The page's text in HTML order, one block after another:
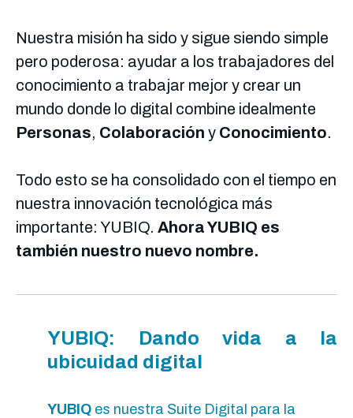
Nuestra misión ha sido y sigue siendo simple
pero poderosa: ayudar a los trabajadores del
conocimiento a trabajar mejor y crear un
mundo donde lo digital combine idealmente
Personas, Colaboración y Conocimiento.
Todo esto se ha consolidado con el tiempo en
nuestra innovación tecnológica más
importante: YUBIQ. Ahora YUBIQ es
también nuestro nuevo nombre.
YUBIQ: Dando vida a la
ubicuidad digital
YUBIQ es nuestra Suite Digital para la